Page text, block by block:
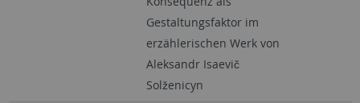
Gestaltungsfaktor im
erzählerischen Werk von
Aleksandr Isaevič
Solženicyn